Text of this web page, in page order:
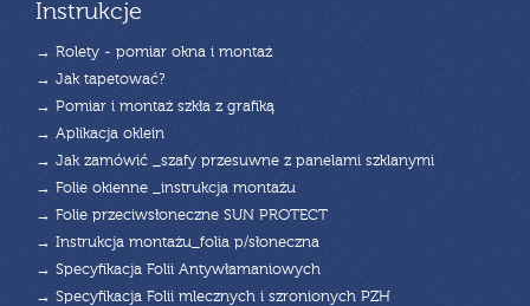
Instrukcje
→ Rolety - pomiar okna i montaż
→ Jak tapetować?
→ Pomiar i montaż szkła z grafiką
→ Aplikacja oklein
→ Jak zamówić _szafy przesuwne z panelami szklanymi
→ Folie okienne _instrukcja montażu
→ Folie przeciwsłoneczne SUN PROTECT
→ Instrukcja montażu_folia p/słoneczna
→ Specyfikacja Folii Antywłamaniowych
→ Specyfikacja Folii mlecznych i szronionych PZH